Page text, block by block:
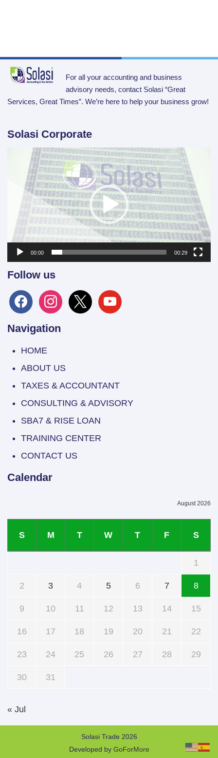
For all your accounting and business
advisory needs, contact Solasi “Great
Services, Great Times”. We’re here to help your business grow!
Solasi Corporate
Player
00:00 00:29
Follow us
facebookinstagram
x youtube
Navigation
HOME
ABOUT US
TAXES & ACCOUNTANT
CONSULTING & ADVISORY
SBA7 & RISE LOAN
TRAINING CENTER
CONTACT US
Calendar
August 2026
S M T W T F S
1
2 3 4 5 6 7 8
9 10 11 12 13 14 15
16 17 18 19 20 21 22
23 24 25 26 27 28 29
30 31
« Jul
Solasi Trade 2026
Developed by GoForMore